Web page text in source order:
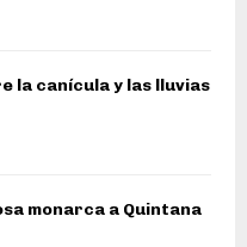
la canícula y las lluvias
monarca a Quintana